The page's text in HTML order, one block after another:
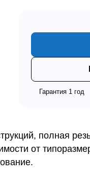
Гарантия 1 год
полная
от